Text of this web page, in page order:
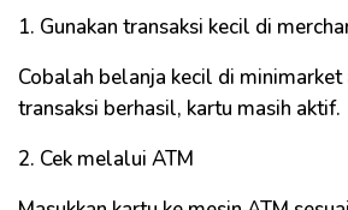
1. Gunakan transaksi kecil di
Cobalah belanja kecil di minimarket
transaksi berhasil, kartu masih aktif.
2. Cek melalui ATM